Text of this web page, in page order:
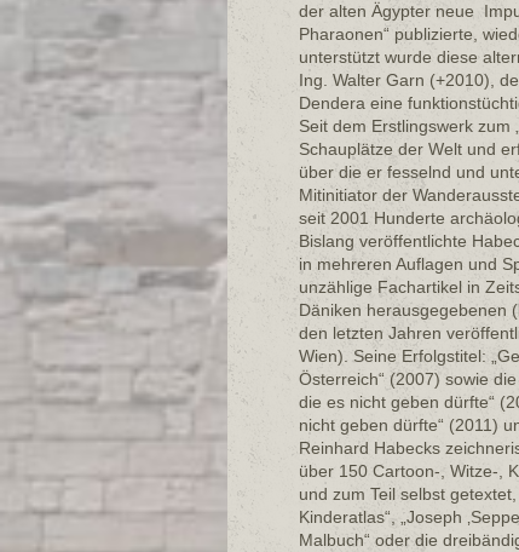
der alten Ägypter neue
Pharaonen“ publizierte,
unterstützt wurde diese
Ing. Walter Garn (+2010),
Dendera eine
Seit dem Erstlingswerk zum
Schauplätze der Welt und
über die er fesselnd und
Mitinitiator der
seit 2001 Hunderte
Bislang veröffentlichte
in mehreren Auflagen und
unzählige Fachartikel in
Däniken herausgegebenen
den letzten Jahren
Wien). Seine Erfolgstitel:
Österreich“ (2007) sowie
die es nicht geben dürfte“
nicht geben dürfte“ (2011)
Reinhard Habecks
über 150 Cartoon-, Witze-,
und zum Teil selbst
Kinderatlas“, „Joseph
Malbuch“ oder die